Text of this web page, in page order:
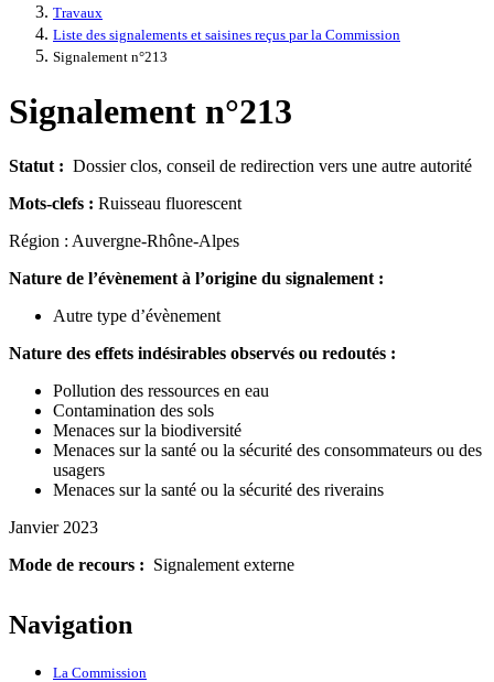
Travaux
Liste des signalements et saisines reçus par la Commission
Signalement n°213
Signalement n°213
Statut : Dossier clos, conseil de redirection vers une autre autorité
Mots-clefs : Ruisseau fluorescent
Région : Auvergne-Rhône-Alpes
Nature de l’évènement à l’origine du signalement :
Autre type d’évènement
Nature des effets indésirables observés ou redoutés :
Pollution des ressources en eau
Contamination des sols
Menaces sur la biodiversité
Menaces sur la santé ou la sécurité des consommateurs ou des
usagers
Menaces sur la santé ou la sécurité des riverains
Janvier 2023
Mode de recours : Signalement externe
Navigation
La Commission